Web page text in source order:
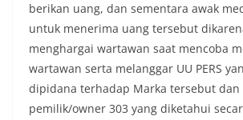
berikan uang, dan sementara awak
untuk menerima uang tersebut
menghargai wartawan saat mencoba
wartawan serta melanggar UU PERS
dipidana terhadap Marka tersebut dan
pemilik/owner 303 yang diketahui